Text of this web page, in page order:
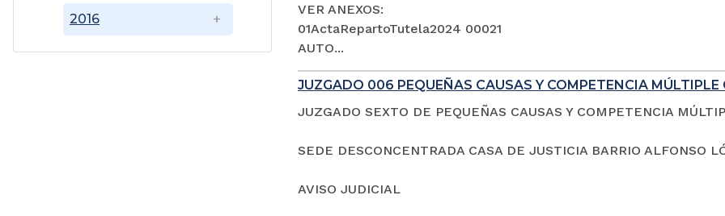
2016
VER ANEXOS:
01ActaRepartoTutela2024 00021
AUTO...
JUZGADO 006 PEQUEÑAS CAUSAS Y COMPETENCIA MÚLTIPLE
JUZGADO SEXTO DE PEQUEÑAS CAUSAS Y COMPETENCIA
SEDE DESCONCENTRADA CASA DE JUSTICIA BARRIO ALFONSO
AVISO JUDICIAL